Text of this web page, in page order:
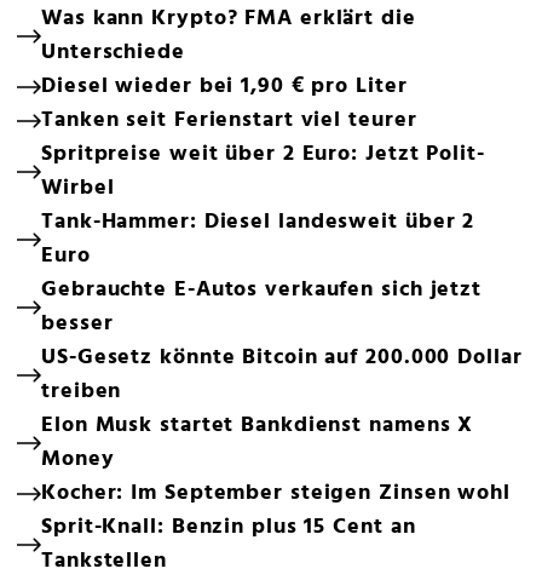
Was kann Krypto? FMA erklärt die
Unterschiede
Diesel wieder bei 1,90 € pro Liter
Tanken seit Ferienstart viel teurer
Spritpreise weit über 2 Euro: Jetzt Polit-
Wirbel
Tank-Hammer: Diesel landesweit über 2
Euro
Gebrauchte E-Autos verkaufen sich jetzt
besser
US-Gesetz könnte Bitcoin auf 200.000 Dollar
treiben
Elon Musk startet Bankdienst namens X
Money
Kocher: Im September steigen Zinsen wohl
Sprit-Knall: Benzin plus 15 Cent an
Tankstellen